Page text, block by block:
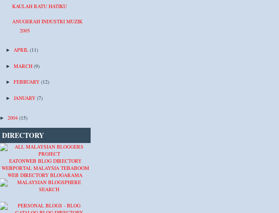
KAULAH RATU HATIKU
ANUGERAH INDUSTRI MUZIK
2005
► APRIL (11)
► MARCH (9)
► FEBRUARY (12)
► JANUARY (7)
► 2004 (15)
DIRECTORY
EATONWEB BLOG DIRECTORY
WEBPORTAL MALAYSIA TEBABOOM
WEB DIRECTORY BLOGARAMA